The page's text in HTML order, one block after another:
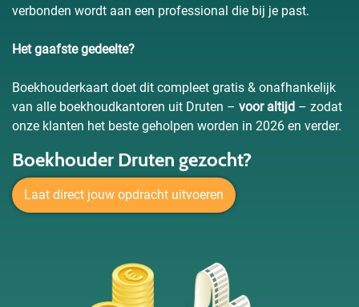
verbonden wordt aan een professional die bij je past.
Het gaafste gedeelte?
Boekhouderkaart doet dit compleet gratis & onafhankelijk
van alle boekhoudkantoren uit Druten – voor altijd – zodat
onze klanten het beste geholpen worden in 2026 en verder.
Boekhouder Druten gezocht?
Laat direct jouw opdracht uitvoeren